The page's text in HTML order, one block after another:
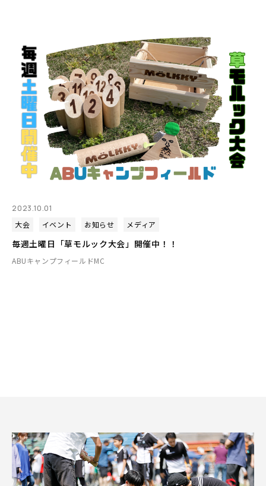
2023.10.01
大会
イベント お知らせ メディア
毎週土曜日「草モルック大会」開催中！！
ABUキャンプフィールドMC